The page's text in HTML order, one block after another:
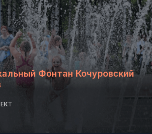
Фонтан Кочуровский